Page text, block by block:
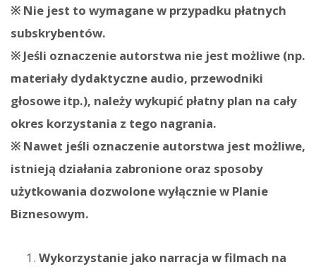
※ Nie jest to wymagane w przypadku płatnych
subskrybentów.
※ Jeśli oznaczenie autorstwa nie jest możliwe (np.
materiały dydaktyczne audio, przewodniki
głosowe itp.), należy wykupić płatny plan na cały
okres korzystania z tego nagrania.
※ Nawet jeśli oznaczenie autorstwa jest możliwe,
istnieją działania zabronione oraz sposoby
użytkowania dozwolone wyłącznie w Planie
Biznesowym.
Wykorzystanie jako narracja w filmach na